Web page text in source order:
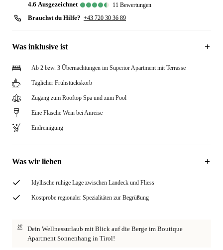
4.6 ausgezeichnet 11 Bewertungen
Brauchst du Hilfe? +43 720 30 36 89
Was inklusive ist
Ab 2 bzw. 3 Übernachtungen im Superior Apartment mit Terrasse
Täglicher Frühstückskorb
Zugang zum Rooftop Spa und zum Pool
Eine Flasche Wein bei Anreise
Endreinigung
Was wir lieben
Idyllische ruhige Lage zwischen Landeck und Fliess
Kostprobe regionaler Spezialitäten zur Begrüßung
Dein Wellnessurlaub mit Blick auf die Berge im Boutique
Apartment Sonnenhang in Tirol!